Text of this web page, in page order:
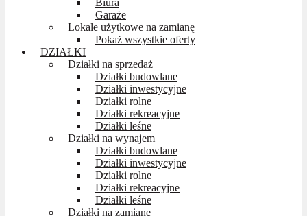
Garaże
Lokale użytkowe na zamianę
Pokaż wszystkie oferty
DZIAŁKI
Działki na sprzedaż
Działki budowlane
Działki inwestycyjne
Działki rolne
Działki rekreacyjne
Działki leśne
Działki na wynajem
Działki budowlane
Działki inwestycyjne
Działki rolne
Działki rekreacyjne
Działki leśne
Działki na zamianę